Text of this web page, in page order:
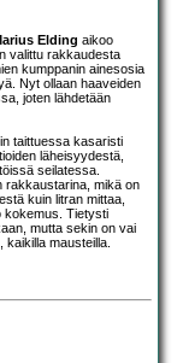
Elding aikoo
valittu rakkaudesta
kumppanin ainesosia
Nyt ollaan haaveiden
joten lähdetään
taittuessa kasaristi
läheisyydestä,
seilatessa.
rakkaustarina, mikä on
kuin litran mittaa,
kokemus. Tietysti
mutta sekin on vai
mausteilla.